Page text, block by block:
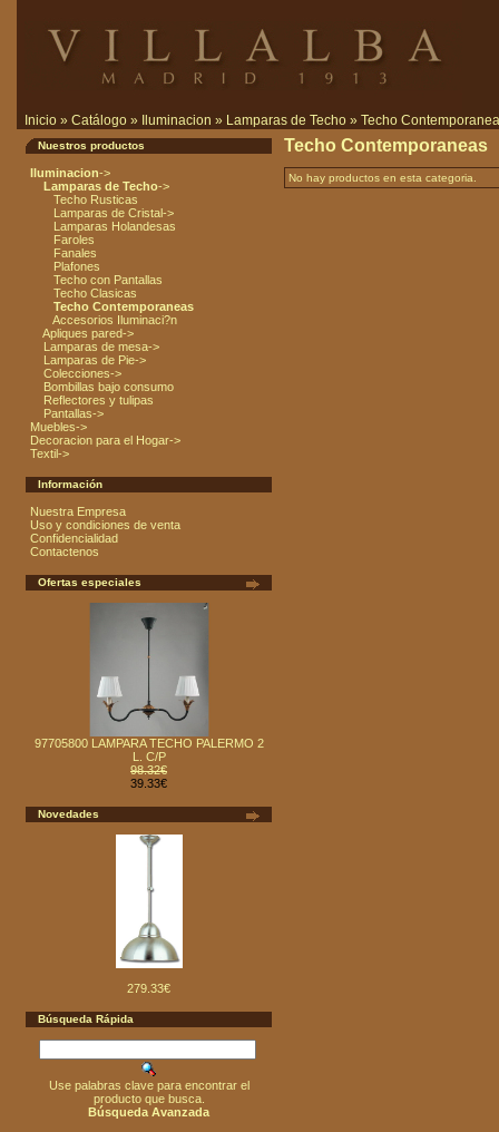
Inicio » Catálogo » Iluminacion » Lamparas de Techo » Techo
Nuestros productos
Iluminacion->
Lamparas de Techo->
Techo Rusticas
Lamparas de Cristal->
Lamparas Holandesas
Faroles
Fanales
Plafones
Techo con Pantallas
Techo Clasicas
Techo Contemporaneas
Accesorios Iluminaci?n
Apliques pared->
Lamparas de mesa->
Lamparas de Pie->
Colecciones->
Bombillas bajo consumo
Reflectores y tulipas
Pantallas->
Muebles->
Decoracion para el Hogar->
Textil->
Información
Nuestra Empresa
Uso y condiciones de venta
Confidencialidad
Contactenos
Ofertas especiales
97705800 LAMPARA TECHO PALERMO 2
L. C/P
98.32€
39.33€
Novedades
279.33€
Búsqueda Rápida
Use palabras clave para encontrar el
producto que busca.
Búsqueda Avanzada
Techo Contemporaneas
No hay productos en esta categoria.